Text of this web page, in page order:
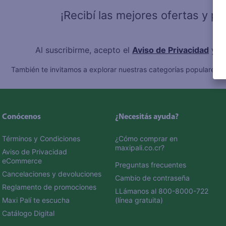
¡Recibí las mejores ofertas y
Al suscribirme, acepto el Aviso de Privacidad y
También te invitamos a explorar nuestras categorías populares:
Conócenos
Términos y Condiciones
Aviso de Privacidad
eCommerce
Cancelaciones y devoluciones
Reglamento de promociones
Maxi Palí te escucha
Catálogo Digital
¿Necesitás ayuda?
¿Cómo comprar en
maxipali.co.cr?
Preguntas frecuentes
Cambio de contraseña
LLámanos al 800-8000-722
(línea gratuita)